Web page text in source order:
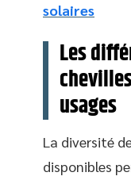
solaires
Les
usages
La diversité
disponibles